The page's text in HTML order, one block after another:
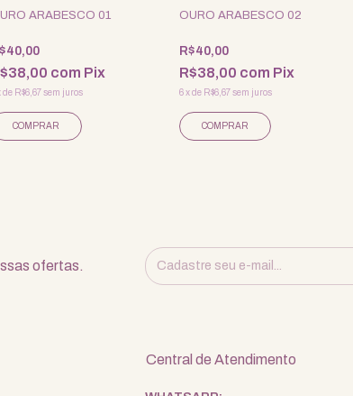
ARABESCO 01
com Pix
de R$6,67 sem juros
OURO ARABESCO 02
R$40,00
R$38,00 com Pix
6 xde R$6,67 sem juros
ofertas.
Central de Atendimento